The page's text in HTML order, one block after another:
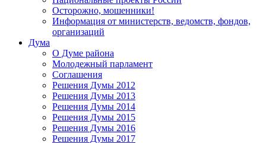
Осторожно, мошенники!
Информация от министерств, ведомств, фондов,
организаций
Дума
О Думе района
Молодежный парламент
Соглашения
Решения Думы 2012
Решения Думы 2013
Решения Думы 2014
Решения Думы 2015
Решения Думы 2016
Решения Думы 2017